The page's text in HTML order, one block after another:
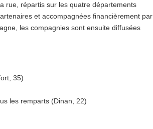
rue, répartis sur les quatre départements
et accompagnées financièrement par
les compagnies sont ensuite diffusées
35)
les remparts (Dinan, 22)